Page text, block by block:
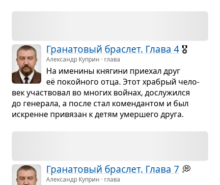
Гра­на­то­вый брас­лет. Глава 4 🎖️
Александр Куприн · глава
На име­нины кня­гини при­е­хал друг
её покойного отца. Этот хра­брый чело­
век участ­во­вал во мно­гих войнах, дослу­жился
до гене­рала, а после стал комен­дан­том и был
искренне при­вя­зан к детям умер­шего друга.
Гра­на­то­вый брас­лет. Глава 7 💭
Александр Куприн · глава